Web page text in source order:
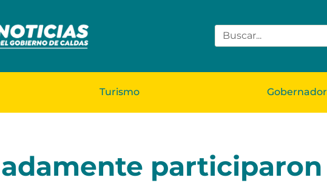
Turismo Gobernador
participaron